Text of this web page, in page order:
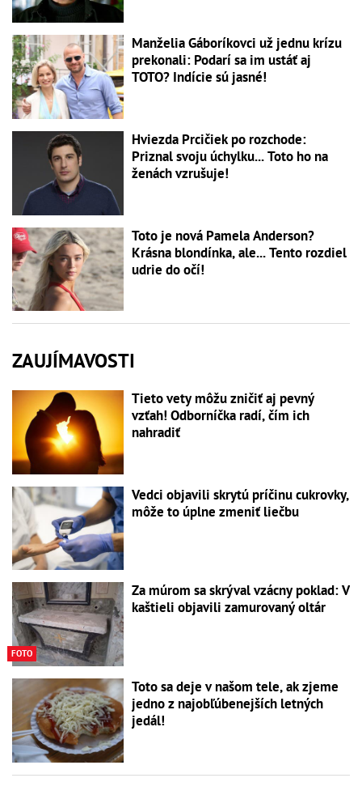
Manželia Gáboríkovci už jednu krízu
prekonali: Podarí sa im ustáť aj
TOTO? Indície sú jasné!
Hviezda Prcičiek po rozchode:
Priznal svoju úchylku... Toto ho na
ženách vzrušuje!
Toto je nová Pamela Anderson?
Krásna blondínka, ale... Tento rozdiel
udrie do očí!
ZAUJÍMAVOSTI
Tieto vety môžu zničiť aj pevný
vzťah! Odborníčka radí, čím ich
nahradiť
Vedci objavili skrytú príčinu cukrovky,
môže to úplne zmeniť liečbu
FOTO
Za múrom sa skrýval vzácny poklad: V
kaštieli objavili zamurovaný oltár
Toto sa deje v našom tele, ak zjeme
jedno z najobľúbenejších letných
jedál!